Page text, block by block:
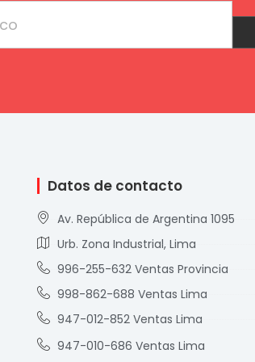
Datos de contacto
Av. República de Argentina 1095
Urb. Zona Industrial, Lima
996-255-632 Ventas Provincia
998-862-688 Ventas Lima
947-012-852 Ventas Lima
947-010-686 Ventas Lima